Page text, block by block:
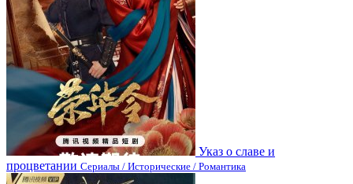
Указ о славе и
процветании Сериалы / Исторические / Романтика